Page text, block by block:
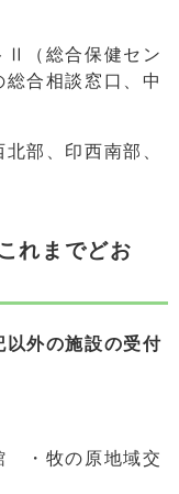
（総合保健セン
合相談窓口、中
部、印西南部、
れまでどお
外の施設の受付
・牧の原地域交